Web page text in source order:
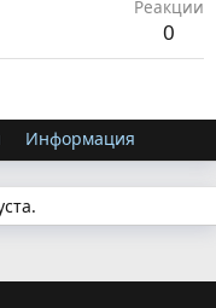
Реакции
0
Информация